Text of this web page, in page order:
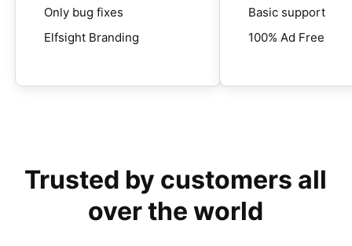
Only bug fixes
Elfsight Branding
Basic support
100% Ad Free
Trusted by customers all
over the world